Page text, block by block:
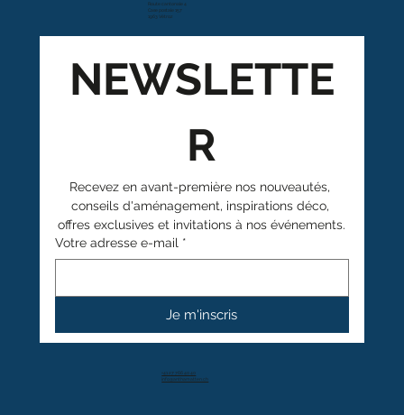
Route cantonale 4
Case postale 157
1963 Vétroz
+41 27 766 40 40
info@anthamatten.ch
NEWSLETTE
R
Recevez en avant-première nos nouveautés,
conseils d'aménagement, inspirations déco,
offres exclusives et invitations à nos événements.
Votre adresse e-mail *
Je m'inscris